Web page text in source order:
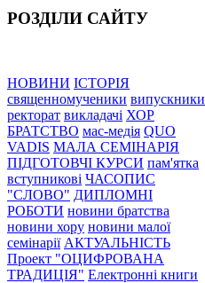
РОЗДІЛИ САЙТУ
НОВИНИ ІСТОРІЯ
священномученики випускники
ректорат викладачі ХОР
БРАТСТВО мас-медія QUO
VADIS МАЛА СЕМІНАРІЯ
ПІДГОТОВЧІ КУРСИ пам'ятка
вступникові ЧАСОПИС
"СЛОВО" ДИПЛОМНІ
РОБОТИ новини братства
новини хору новини малої
семінарії АКТУАЛЬНІСТЬ
Проект "ОЦИФРОВАНА
ТРАДИЦІЯ" Електронні книги